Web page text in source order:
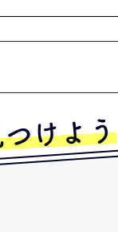
けよう